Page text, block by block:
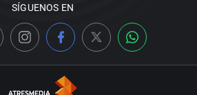
SÍGUENOS EN